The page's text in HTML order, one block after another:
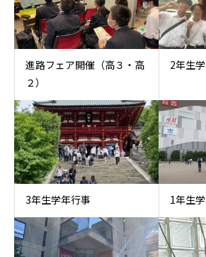
進路フェア開催（高３・高
２）
2年生
3年生学年行事 1年生